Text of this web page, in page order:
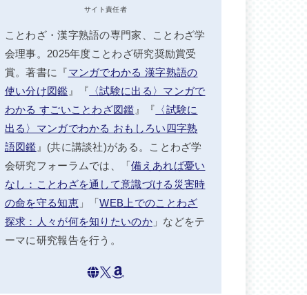
サイト責任者
ことわざ・漢字熟語の専門家、ことわざ学
会理事。2025年度ことわざ研究奨励賞受
賞。著書に『マンガでわかる 漢字熟語の
使い分け図鑑 』『 〈試験に出る〉マンガで
わかる すごいことわざ図鑑 』『 〈試験に
出る〉マンガでわかる おもしろい四字熟
語図鑑 』(共に講談社)がある。ことわざ学
会研究フォーラムでは、「備えあれば憂い
なし：ことわざを通して意識づける災害時
の命を守る知恵」「WEB上でのことわざ
探求：人々が何を知りたいのか」などをテ
ーマに研究報告を行う。